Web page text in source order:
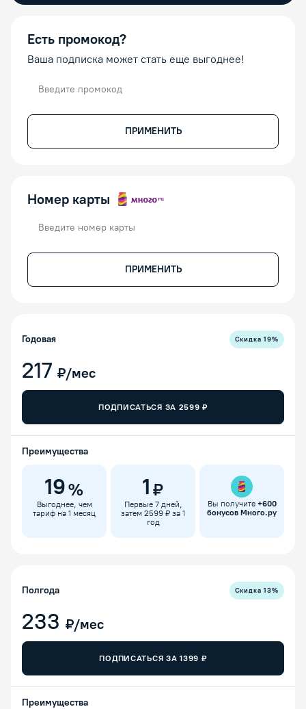
Есть промокод?
Ваша подписка может стать еще выгоднее!
ПРИМЕНИТЬ
Номер карты
ПРИМЕНИТЬ
Годовая Скидка19%
217 ₽/мес
ПОДПИСАТЬСЯ ЗА 2599 ₽
Преимущества
19%
Выгоднее, чем
тариф на 1 месяц
1 ₽
Первые 7 дней,
затем 2599 ₽ за 1
год
Вы получите +600
бонусов Много.ру
Полгода Скидка13%
233 ₽/мес
ПОДПИСАТЬСЯ ЗА1399 ₽
Преимущества